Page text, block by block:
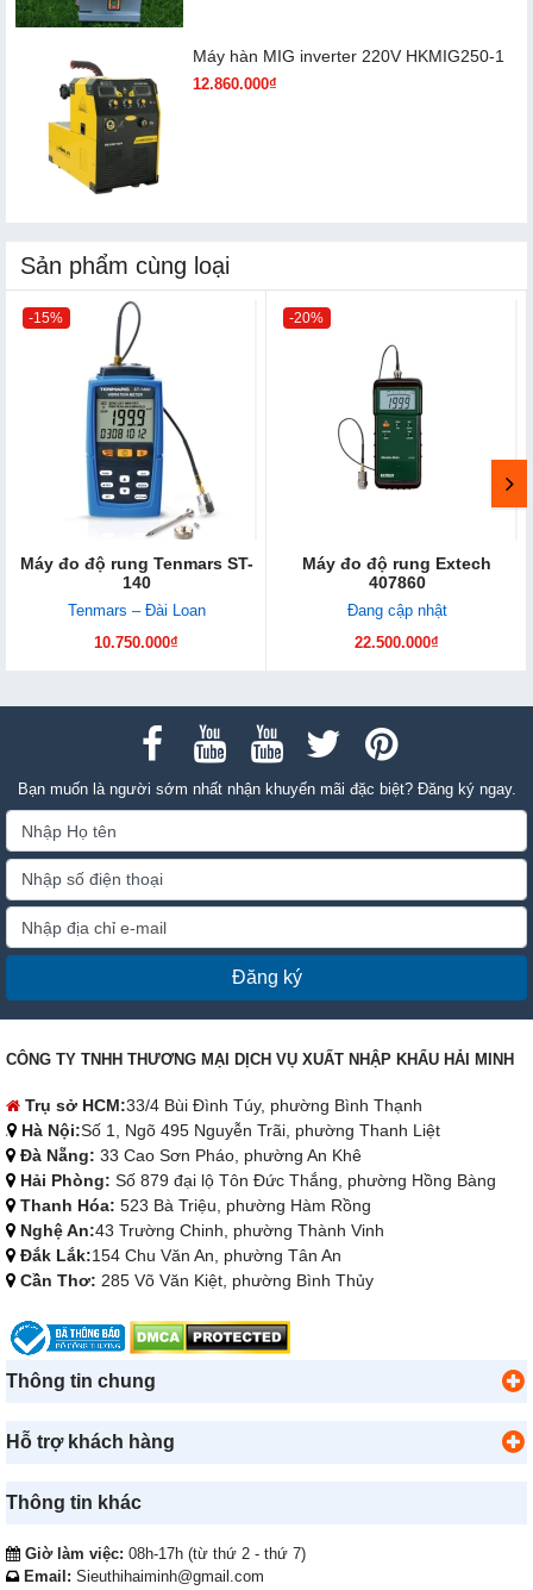
Máy hàn MIG inverter 220V HKMIG250-1
12.860.000₫
Sản phẩm cùng loại
-15%
Máy đo độ rung Tenmars ST-
140
Tenmars – Đài Loan
10.750.000₫
-20%
Máy đo độ rung Extech
407860
Đang cập nhật
22.500.000₫
Bạn muốn là người sớm nhất nhận khuyến mãi đặc biệt? Đăng ký ngay.
Đăng ký
CÔNG TY TNHH THƯƠNG MẠI DỊCH VỤ XUẤT NHẬP KHẨU HẢI MINH
Trụ sở HCM:33/4 Bùi Đình Túy, phường Bình Thạnh
Hà Nội:Số 1, Ngõ 495 Nguyễn Trãi, phường Thanh Liệt
Đà Nẵng: 33 Cao Sơn Pháo, phường An Khê
Hải Phòng: Số 879 đại lộ Tôn Đức Thắng, phường Hồng Bàng
Thanh Hóa: 523 Bà Triệu, phường Hàm Rồng
Nghệ An:43 Trường Chinh, phường Thành Vinh
Đắk Lắk:154 Chu Văn An, phường Tân An
Cần Thơ: 285 Võ Văn Kiệt, phường Bình Thủy
Thông tin chung
Hỗ trợ khách hàng
Thông tin khác
Giờ làm việc: 08h-17h (từ thứ 2 - thứ 7)
Email: Sieuthihaiminh@gmail.com